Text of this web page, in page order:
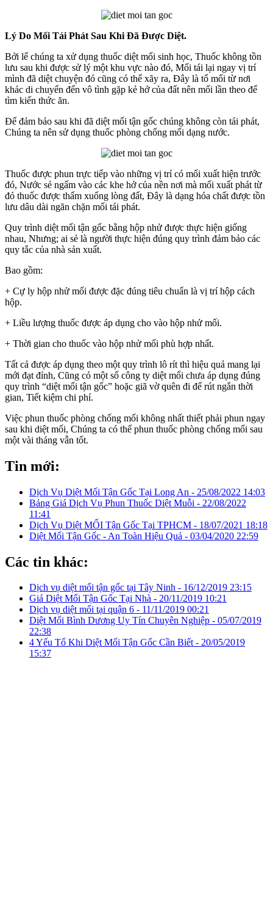
Lý Do Mối Tái Phát Sau Khi Đã Được Diệt.
Bởi lể chúng ta xử dụng thuốc diệt mối sinh học, Thuốc không tồn
lưu sau khi được sử lý một khu vực nào đó, Mối tái lại ngay vị trí
mình đã diệt chuyện đó cũng có thể xãy ra, Đây là tổ mối từ nơi
khác di chuyển đến vô tình gặp kẻ hở của đất nên mối lần theo để
tìm kiến thức ăn.
Để đảm bảo sau khi đã diệt mối tận gốc chúng không còn tái phát,
Chúng ta nên sử dụng thuốc phòng chống mối dạng nước.
Thuốc được phun trực tiếp vào những vị trí có mối xuất hiện trước
đó, Nước sẻ ngấm vào các khe hở của nền nơi mà mối xuất phát từ
đó thuốc được thấm xuống lòng đất, Đây là dạng hóa chất được tồn
lưu dâu dài ngăn chặn mối tái phát.
Quy trình diệt mối tận gốc bằng hộp nhử được thực hiện giống
nhau, Nhưng; ai sẻ là người thực hiện đúng quy trình đảm bảo các
quy tắc của nhà sản xuất.
Bao gồm:
+ Cự ly hộp nhử mối được đặc đúng tiêu chuẩn là vị trí hộp cách
hộp.
+ Liều lượng thuốc được áp dụng cho vào hộp nhử mối.
+ Thời gian cho thuốc vào hộp nhử mối phù hợp nhất.
Tất cả được áp dụng theo một quy trình lô rít thì hiệu quả mang lại
mới đạt đỉnh, Cũng có một số công ty diệt mối chưa áp dụng đúng
quy trình “diệt mối tận gốc” hoặc giã vờ quên đi để rút ngắn thời
gian, Tiết kiệm chi phí.
Việc phun thuốc phòng chống mối không nhất thiết phải phun ngay
sau khi diệt mối, Chúng ta có thể phun thuốc phòng chống mối sau
một vài tháng vẫn tốt.
Tin mới:
Dịch Vụ Diệt Mối Tận Gốc Tại Long An - 25/08/2022 14:03
Bảng Giá Dịch Vụ Phun Thuốc Diệt Muỗi - 22/08/2022
11:41
Dịch Vụ Diệt MỐI Tận Gốc Tại TPHCM - 18/07/2021 18:18
Diệt Mối Tận Gốc - An Toàn Hiệu Quả - 03/04/2020 22:59
Các tin khác:
Dịch vụ diệt mối tận gốc tại Tây Ninh - 16/12/2019 23:15
Giá Diệt Mối Tận Gốc Tại Nhà - 20/11/2019 10:21
Dịch vụ diệt mối tại quận 6 - 11/11/2019 00:21
Diệt Mối Bình Dương Uy Tín Chuyên Nghiệp - 05/07/2019
22:38
4 Yếu Tố Khi Diệt Mối Tận Gốc Cần Biết - 20/05/2019
15:37